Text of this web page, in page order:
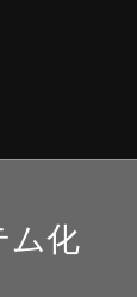
ム化